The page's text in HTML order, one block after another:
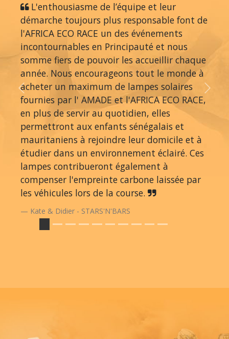
L'enthousiasme de l’équipe et leur
démarche toujours plus responsable font de
l'AFRICA ECO RACE un des événements
incontournables en Principauté et nous
somme fiers de pouvoir les accueillir chaque
année. Nous encourageons tout le monde à
acheter un maximum de lampes solaires
fournies par l' AMADE et l'AFRICA ECO RACE,
en plus de servir au quotidien, elles
permettront aux enfants sénégalais et
mauritaniens à rejoindre leur domicile et à
étudier dans un environnement éclairé. Ces
lampes contribueront également à
compenser l'empreinte carbone laissée par
les véhicules lors de la course.
Kate & Didier - STARS'N'BARS
Previous Next